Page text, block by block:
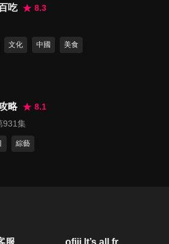
48分鐘
第82集 最聰明的旅遊達人2
48
吃
8.3
文化 中國 美食
略
8.1
931集
綜藝
服